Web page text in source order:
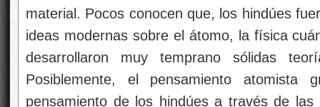
material. Pocos conocen que, los hindúes
ideas modernas sobre el átomo, la física
desarrollaron muy temprano sólidas
Posiblemente, el pensamiento atomista
pensamiento de los hindúes a través de las